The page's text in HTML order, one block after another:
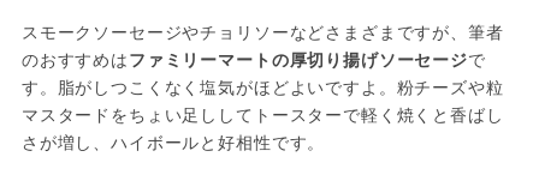
スモークソーセージやチョリソーなどさまざまですが、筆者
のおすすめはファミリーマートの厚切り揚げソーセージで
す。脂がしつこくなく塩気がほどよいですよ。粉チーズや粒
マスタードをちょい足ししてトースターで軽く焼くと香ばし
さが増し、ハイボールと好相性です。